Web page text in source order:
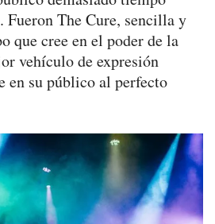
Fueron The Cure, sencilla y
que cree en el poder de la
vehículo de expresión
en su público al perfecto